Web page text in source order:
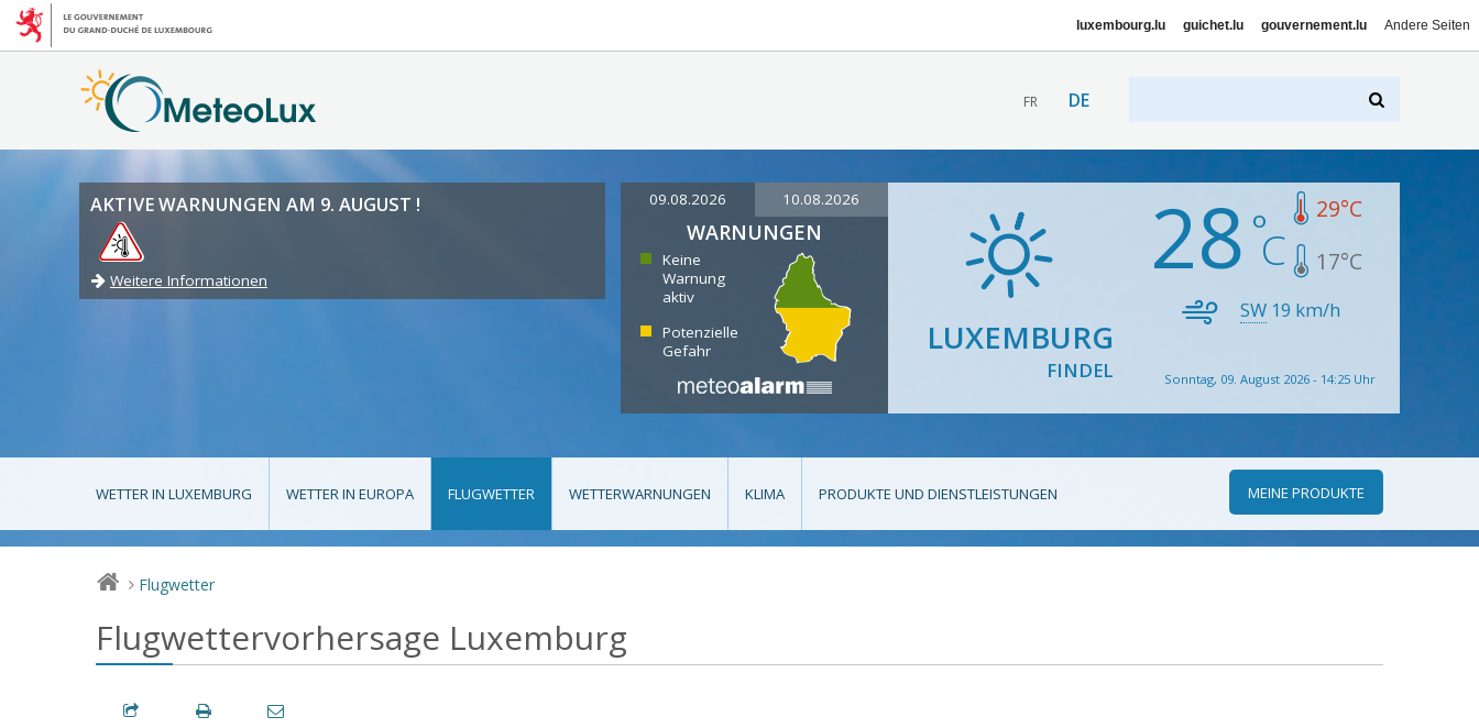
luxembourg.lu guichet.lu gouvernement.lu Andere Seiten
FR DE
AKTIVE WARNUNGEN AM 9. AUGUST !
Weitere Informationen
09.08.2026 10.08.2026
WARNUNGEN
Keine
Warnung
aktiv
Potenzielle
Gefahr
LUXEMBURG
FINDEL
28 29°C
17°C
SW 19 km/h
Sonntag, 09. August 2026 - 14:25 Uhr
WETTER IN LUXEMBURG WETTER IN EUROPA FLUGWETTER WETTERWARNUNGEN KLIMA PRODUKTE UND DIENSTLEISTUNGEN MEINE PRODUKTE
> Flugwetter
Flugwettervorhersage Luxemburg